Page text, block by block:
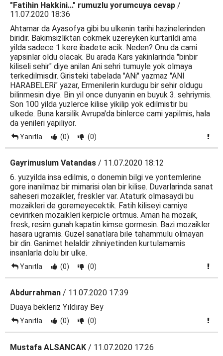
"Fatihin Hakkini..." rumuzlu yorumcuya cevap /
11.07.2020 18:36
Ahtamar da Ayasofya gibi bu ulkenin tarihi hazinelerinden
biridir. Bakimsizliktan cokmek uzereyken kurtarildi ama
yilda sadece 1 kere ibadete acik. Neden? Onu da cami
yapsinlar oldu olacak. Bu arada Kars yakinlarinda "binbir
kiliseli sehir" diye anilan Ani sehri tumuyle yok olmaya
terkedilmisdir. Giristeki tabelada "ANi" yazmaz "ANI
HARABELERi" yazar, Ermenilerin kurdugu bir sehir oldugu
bilinmesin diye. Bin yil once dunyanin en buyuk 3. sehriymis.
Son 100 yilda yuzlerce kilise yikilip yok edilmistir bu
ulkede. Buna karsilik Avrupa'da binlerce cami yapilmis, hala
da yenileri yapiliyor.
Yanıtla (0) (0)
Gayrimuslum Vatandas / 11.07.2020 18:12
6. yuzyilda insa edilmis, o donemin bilgi ve yontemlerine
gore inanilmaz bir mimarisi olan bir kilise. Duvarlarinda sanat
saheseri mozaikler, freskler var. Ataturk olmasaydi bu
mozaikleri de goremeyecektik. Fatih kiliseyi camiye
cevirirken mozaikleri kerpicle ortmus. Aman ha mozaik,
fresk, resim gunah kapatin kimse gormesin. Bazi mozaikler
hasara ugramis. Guzel sanatlara bile tahammulu olmayan
bir din. Ganimet helaldir zihniyetinden kurtulamamis
insanlarla dolu bir ulke.
Yanıtla (0) (0)
Abdurrahman / 11.07.2020 17:39
Duaya bekleriz Yıldıray Bey
Yanıtla (0) (0)
Mustafa ALSANCAK / 11.07.2020 17:26